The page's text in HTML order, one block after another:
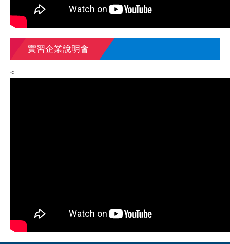
實習企業說明會
<